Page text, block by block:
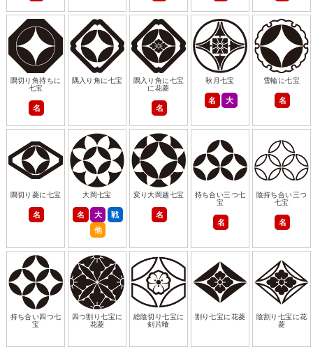
隅切り角持ちに
七宝
名
隅入り角に七宝
隅入り角に七宝
に花菱
名
秋月七宝
名 大
雪輪に七宝
名
隅切り菱に七宝
名
大岡七宝
名 大
戦
他
変り大岡越七宝
名
持ち合い三つ七
宝
名
陰持ち合い三つ
七宝
名
持ち合い四つ七
宝
四つ割り七宝に
花菱
総陰切り七宝に
剣片喰
割り七宝に花菱
陰割り七宝に花
菱